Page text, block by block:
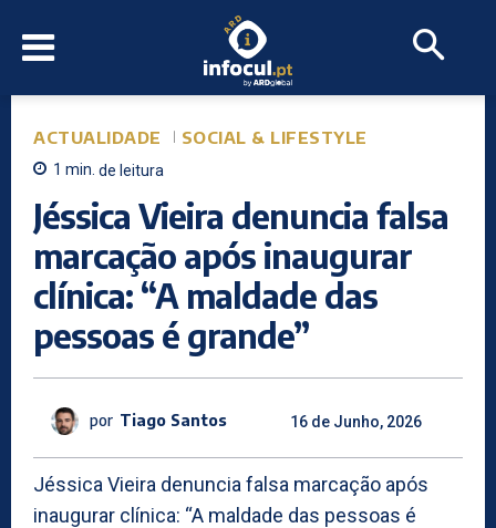
ACTUALIDADE SOCIAL & LIFESTYLE
1 min. de leitura
Jéssica Vieira denuncia falsa
marcação após inaugurar
clínica: “A maldade das
pessoas é grande”
por Tiago Santos 16 de Junho, 2026
Jéssica Vieira denuncia falsa marcação após
inaugurar clínica: “A maldade das pessoas é